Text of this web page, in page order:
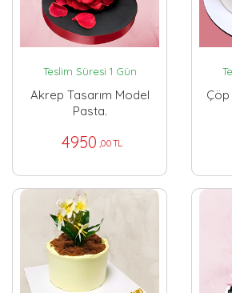
Teslim Süresi 1 Gün
Akrep Tasarım Model
Pasta.
4950 ,00 TL
Çöp